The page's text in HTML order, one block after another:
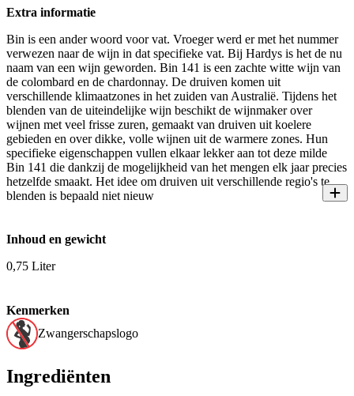
Extra informatie
Bin is een ander woord voor vat. Vroeger werd er met het nummer
verwezen naar de wijn in dat specifieke vat. Bij Hardys is het de nu
naam van een wijn geworden. Bin 141 is een zachte witte wijn van
de colombard en de chardonnay. De druiven komen uit
verschillende klimaatzones in het zuiden van Australië. Tijdens het
blenden van de uiteindelijke wijn beschikt de wijnmaker over
wijnen met veel frisse zuren, gemaakt van druiven uit koelere
gebieden en over dikke, volle wijnen uit de warmere zones. Hun
specifieke eigenschappen vullen elkaar lekker aan tot deze milde
Bin 141 die dankzij de mogelijkheid van het mengen elk jaar precies
hetzelfde smaakt. Het idee om druiven uit verschillende regio's te
blenden is bepaald niet nieuw
Inhoud en gewicht
0,75 Liter
Kenmerken
Zwangerschapslogo
Ingrediënten